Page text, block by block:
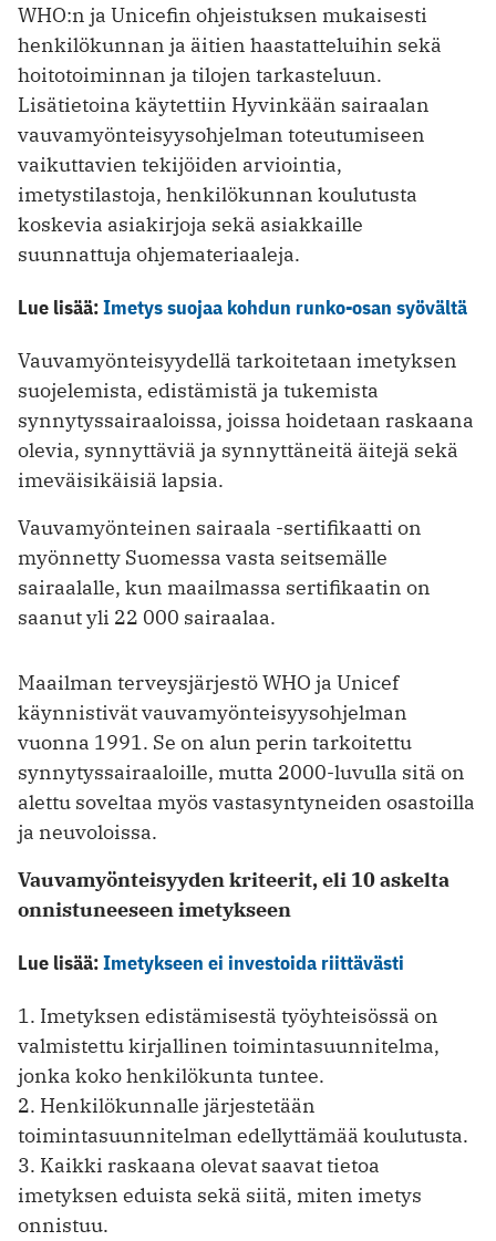
WHO:n ja Unicefin ohjeistuksen mukaisesti
henkilökunnan ja äitien haastatteluihin sekä
hoitotoiminnan ja tilojen tarkasteluun.
Lisätietoina käytettiin Hyvinkään sairaalan
vauvamyönteisyysohjelman toteutumiseen
vaikuttavien tekijöiden arviointia,
imetystilastoja, henkilökunnan koulutusta
koskevia asiakirjoja sekä asiakkaille
suunnattuja ohjemateriaaleja.
Lue lisää:Imetys suojaa kohdun runko-osan syövältä
Vauvamyönteisyydellä tarkoitetaan imetyksen
suojelemista, edistämistä ja tukemista
synnytyssairaaloissa, joissa hoidetaan raskaana
olevia, synnyttäviä ja synnyttäneitä äitejä sekä
imeväisikäisiä lapsia.
Vauvamyönteinen sairaala -sertifikaatti on
myönnetty Suomessa vasta seitsemälle
sairaalalle, kun maailmassa sertifikaatin on
saanut yli 22 000 sairaalaa.
Maailman terveysjärjestö WHO ja Unicef
käynnistivät vauvamyönteisyysohjelman
vuonna 1991. Se on alun perin tarkoitettu
synnytyssairaaloille, mutta 2000-luvulla sitä on
alettu soveltaa myös vastasyntyneiden osastoilla
ja neuvoloissa.
Vauvamyönteisyyden kriteerit, eli 10 askelta
onnistuneeseen imetykseen
Lue lisää:Imetykseen ei investoida riittävästi
1. Imetyksen edistämisestä työyhteisössä on
valmistettu kirjallinen toimintasuunnitelma,
jonka koko henkilökunta tuntee.
2. Henkilökunnalle järjestetään
toimintasuunnitelman edellyttämää koulutusta.
3. Kaikki raskaana olevat saavat tietoa
imetyksen eduista sekä siitä, miten imetys
onnistuu.